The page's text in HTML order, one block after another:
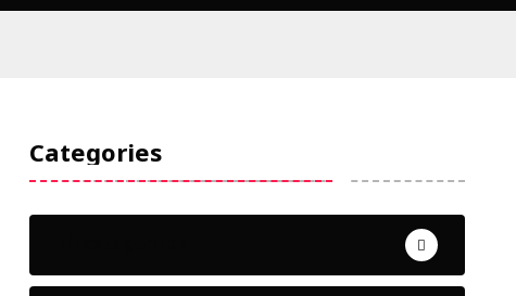
Categories